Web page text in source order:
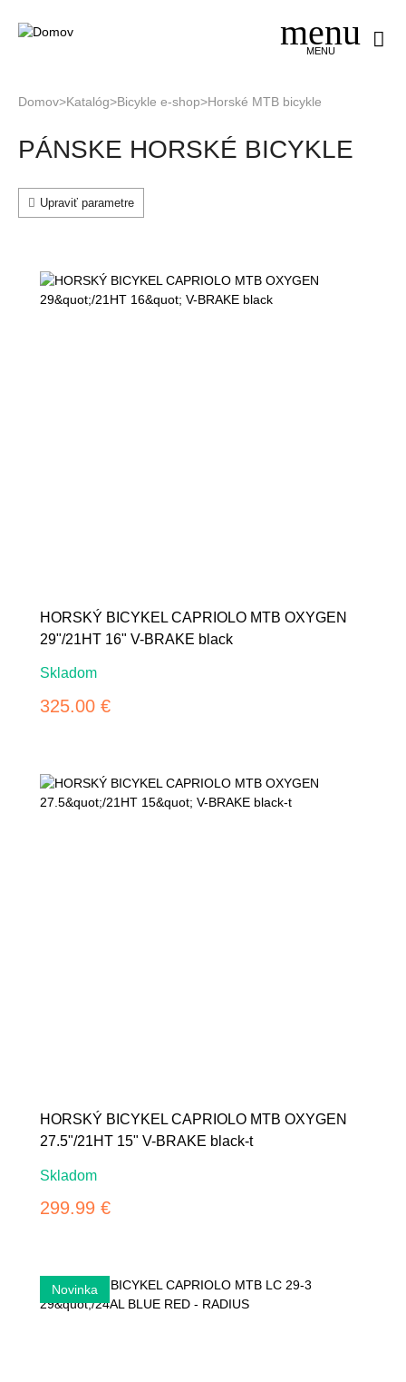
MENU
sa
Domov>Katalóg>Bicykle e-shop>Horské MTB bicykle
to
PÁNSKE HORSKÉ BICYKLE
Upraviť parametre
HORSKÝ BICYKEL CAPRIOLO MTB OXYGEN
29"/21HT 16" V-BRAKE black
Skladom
325.00 €
HORSKÝ BICYKEL CAPRIOLO MTB OXYGEN
27.5"/21HT 15" V-BRAKE black-t
Skladom
299.99 €